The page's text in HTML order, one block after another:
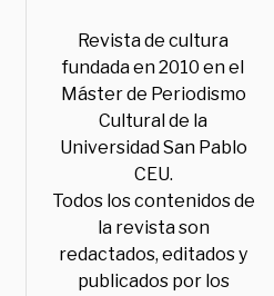
Revista de cultura
fundada en 2010 en el
Máster de Periodismo
Cultural de la
Universidad San Pablo
CEU.
Todos los contenidos de
la revista son
redactados, editados y
publicados por los